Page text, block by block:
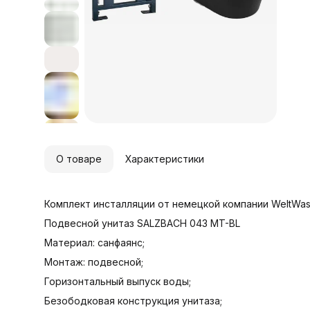
О товаре Характеристики
Комплект инсталляции от немецкой компании
Подвесной унитаз SALZBACH 043 MT-BL
Материал: санфаянс;
Монтаж: подвесной;
Горизонтальный выпуск воды;
Безободковая конструкция унитаза;